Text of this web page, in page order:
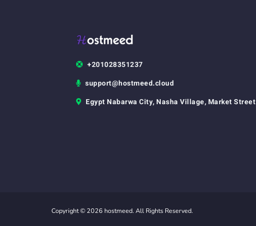
+201028351237
support@hostmeed.cloud
Egypt Nabarwa City, Nasha Village, Market Street
Copyright © 2026 hostmeed. All Rights Reserved.